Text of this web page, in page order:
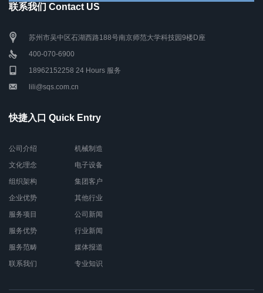
联系我们 Contact US
苏州市吴中区石湖西路188号南京师范大学科技园9楼D座
400-070-6900
18962152258 24 Hours 服务
lili@sqs.com.cn
快捷入口 Quick Entry
公司介绍
文化理念
组织架构
企业优势
服务项目
服务优势
服务范畴
联系我们
机械制造
电子设备
集团客户
其他行业
公司新闻
行业新闻
媒体报道
专业知识